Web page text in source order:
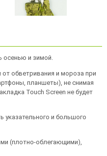
осенью и зимой.
от обветривания и мороза при
планшеты), не снимая
Touch Screen не будет
указательного и большого
(плотно-облегающими),